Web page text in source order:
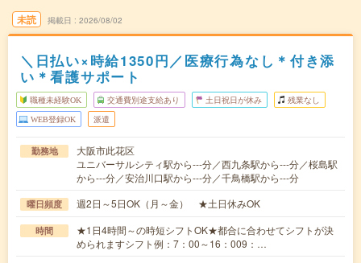
未読 掲載日 2026/08/02
＼日払い×時給1350円／医療行為なし＊付き添
い＊看護サポート
職種未経験OK 交通費別途支給あり 土日祝日が休み 残業なし
WEB登録OK 派遣
勤務地
大阪市此花区
ユニバーサルシティ駅から---分／西九条駅から---分／桜島駅
から---分／安治川口駅から---分／千鳥橋駅から---分
曜日頻度 週2日～5日OK（月～金） ★土日休みOK
時間
★1日4時間～の時短シフトOK★都合に合わせてシフトが決
められますシフト例：7：00～16：009：…